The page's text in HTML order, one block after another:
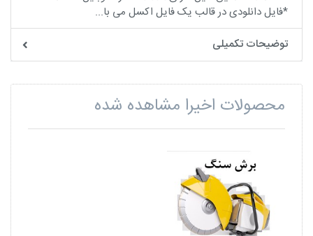
*فایل دانلودی در قالب یک فایل اکسل می با...
توضیحات تکمیلی
محصولات اخیرا مشاهده شده